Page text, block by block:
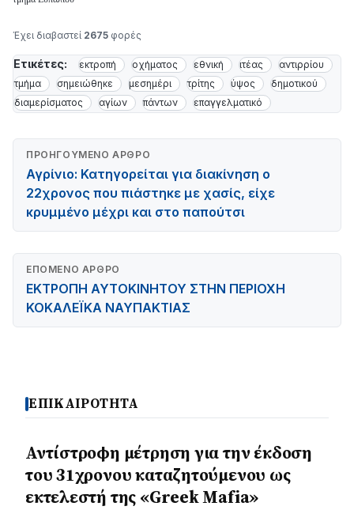
Έχει διαβαστεί 2675 φορές
Ετικέτες: εκτροπή οχήματος εθνική ιτέας
αντιρρίου
τμήμα
σημειώθηκε μεσημέρι τρίτης ύψος
δημοτικού
διαμερίσματος
αγίων πάντων επαγγελματικό
ΠΡΟΗΓΟΎΜΕΝΟ ΆΡΘΡΟ
Αγρίνιο: Κατηγορείται για διακίνηση ο
22χρονος που πιάστηκε με χασίς, είχε
κρυμμένο μέχρι και στο παπούτσι
ΕΠΌΜΕΝΟ ΆΡΘΡΟ
ΕΚΤΡΟΠΗ ΑΥΤΟΚΙΝΗΤΟΥ ΣΤΗΝ ΠΕΡΙΟΧΗ
ΚΟΚΑΛΕΪΚΑ ΝΑΥΠΑΚΤΙΑΣ
ΕΠΙΚΑΙΡΟΤΗΤΑ
Αντίστροφη μέτρηση για την έκδοση
του 31χρονου καταζητούμενου ως
εκτελεστή της «Greek Mafia»